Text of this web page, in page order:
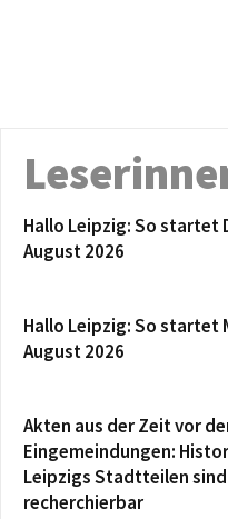
Hallo Leipzig: So startet
August 2026
Hallo Leipzig: So startet
August 2026
Akten aus der Zeit vor
Eingemeindungen:
Leipzigs Stadtteilen
recherchierbar